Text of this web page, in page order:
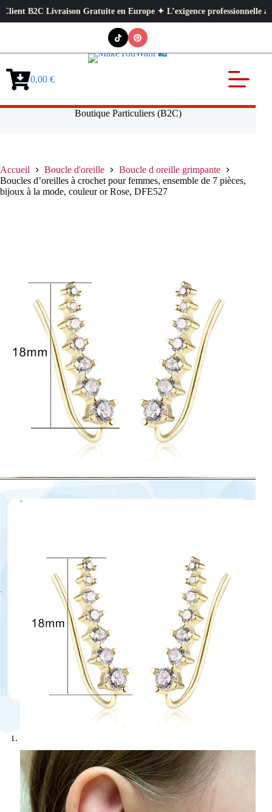
Livraison Gratuite en Europe ✦ L’exigence professionnelle au
Panier0,00 €
Boutique Particuliers (B2C)
Accueil Boucle d'oreille
Boucle d oreille grimpante
Boucles d’oreilles à crochet pour femmes, ensemble de 7 pièces,
bijoux à la mode, couleur or Rose, DFE527